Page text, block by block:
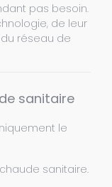
pas besoin.
de leur
réseau de
sanitaire
le
sanitaire.